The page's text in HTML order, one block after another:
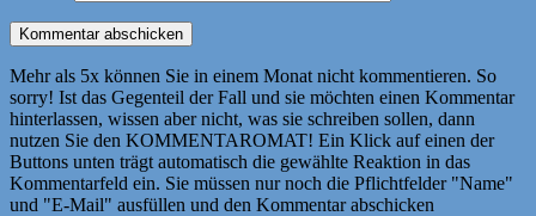
Mehr als 5x können Sie in einem Monat nicht kommentieren. So
sorry! Ist das Gegenteil der Fall und sie möchten einen Kommentar
hinterlassen, wissen aber nicht, was sie schreiben sollen, dann
nutzen Sie den KOMMENTAROMAT! Ein Klick auf einen der
Buttons unten trägt automatisch die gewählte Reaktion in das
Kommentarfeld ein. Sie müssen nur noch die Pflichtfelder "Name"
und "E-Mail" ausfüllen und den Kommentar abschicken